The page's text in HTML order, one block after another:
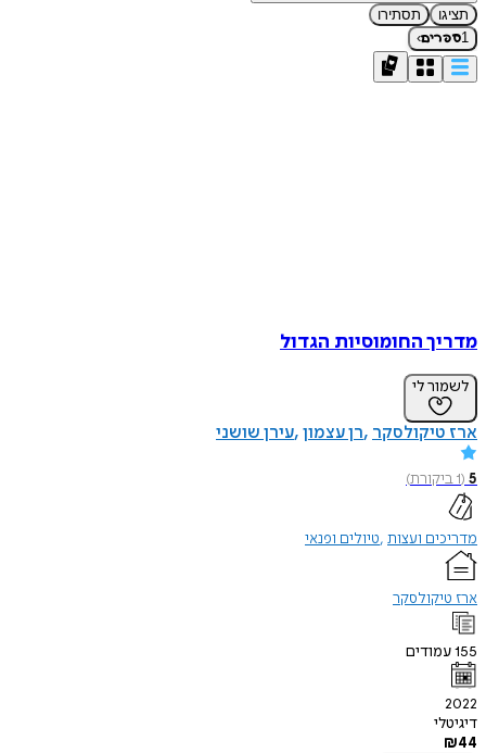
תציגו
תסתירו
1ספרים›
מדריך החומוסיות הגדול
לשמור לי
ארז טיקולסקר רן עצמון עירן שושני
5
(
1ביקורת)
מדריכים ועצות טיולים ופנאי
ארז טיקולסקר
155עמודים
2022
דיגיטלי
₪44